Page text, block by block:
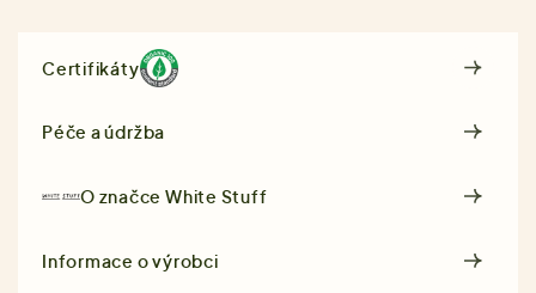
Certifikáty
Péče a údržba
O značceWhite Stuff
Informace o výrobci